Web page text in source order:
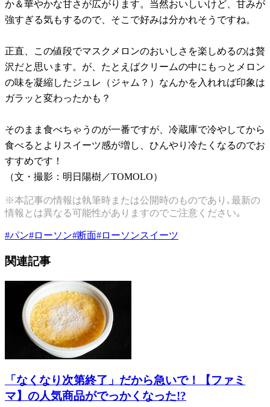
か＆華やかな甘さが広がります。当然おいしいけど、甘みが
強すぎる気もするので、そこで好みは分かれそうですね。
正直、この値段でマスクメロンのおいしさを楽しめるのは贅
沢だと思います。が、たとえばクリームの中にもっとメロン
の味を凝縮したジュレ（ジャム？）なんかを入れれば印象は
ガラッと変わったかも？
そのまま食べちゃうのが一番ですが、冷蔵庫で冷やしてから
食べるとよりスイーツ感が増し、ひんやり冷たくなるのでお
すすめです！
（文・撮影：明日陽樹／TOMOLO）
※本記事の情報は執筆時または公開時のものであり､最新の
情報とは異なる可能性がありますのでご注意ください｡
#パン#ローソン#断面#ローソンスイーツ
関連記事
「なくなり次第終了」だから急いで！【ファミ
マ】の人気商品がでっかくなった!?